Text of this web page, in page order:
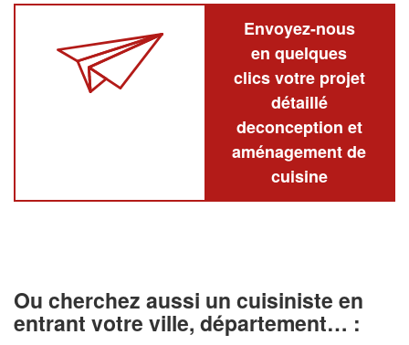
Envoyez-nous
en quelques
clics votre projet
détaillé
deconception et
aménagement de
cuisine
Ou cherchez aussi un cuisiniste en
entrant votre ville, département… :